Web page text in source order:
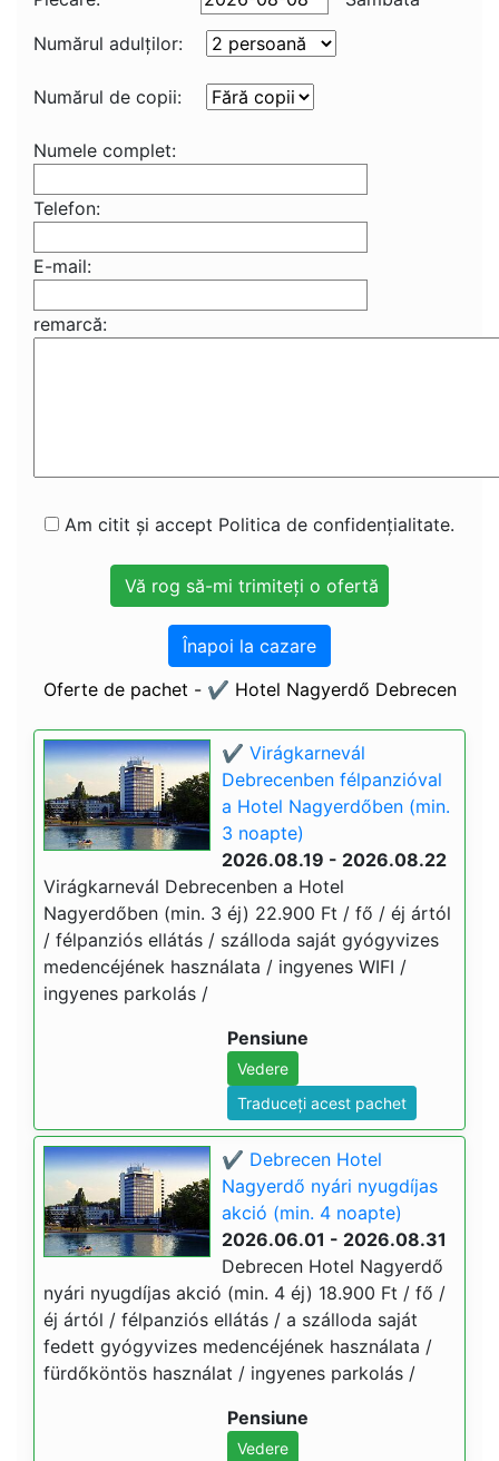
Numărul adulţilor:
Numărul de copii:
Numele complet:
Telefon:
E-mail:
remarcă:
Am citit și accept Politica de confidențialitate.
Înapoi la cazare
Oferte de pachet - ✔️ Hotel Nagyerdő Debrecen
✔️ Virágkarnevál
Debrecenben félpanzióval
a Hotel Nagyerdőben (min.
3 noapte)
2026.08.19 - 2026.08.22
Virágkarnevál Debrecenben a Hotel
Nagyerdőben (min. 3 éj) 22.900 Ft / fő / éj ártól
/ félpanziós ellátás / szálloda saját gyógyvizes
medencéjének használata / ingyenes WIFI /
ingyenes parkolás /
Pensiune
Vedere
Traduceți acest pachet
✔️ Debrecen Hotel
Nagyerdő nyári nyugdíjas
akció (min. 4 noapte)
2026.06.01 - 2026.08.31
Debrecen Hotel Nagyerdő
nyári nyugdíjas akció (min. 4 éj) 18.900 Ft / fő /
éj ártól / félpanziós ellátás / a szálloda saját
fedett gyógyvizes medencéjének használata /
fürdőköntös használat / ingyenes parkolás /
Pensiune
Vedere